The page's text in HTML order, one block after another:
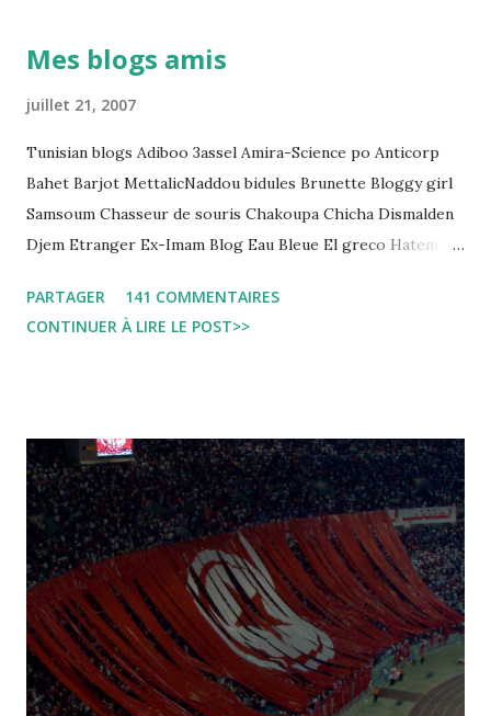
regard des Lignes directrices Luanda"
Mes blogs amis
juillet 21, 2007
Tunisian blogs Adiboo 3assel Amira-Science po Anticorp
Bahet Barjot MettalicNaddou bidules Brunette Bloggy girl
Samsoum Chasseur de souris Chakoupa Chicha Dismalden
Djem Etranger Ex-Imam Blog Eau Bleue El greco Hatem
Leila fi amarikia Little Sarah American girl Massir mots a
dire Mouch ex Mazzika Tun...
PARTAGER
141 COMMENTAIRES
CONTINUER À LIRE LE POST>>